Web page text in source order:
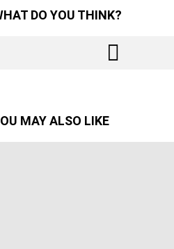
DO YOU THINK?
MAY ALSO LIKE